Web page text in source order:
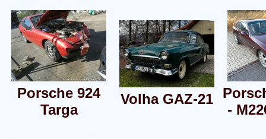
Porsche 924
Targa
Volha GAZ-21
-